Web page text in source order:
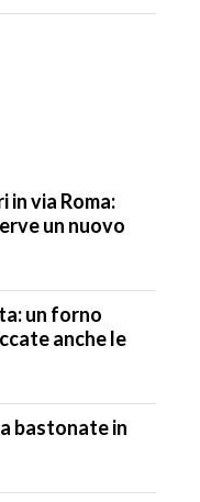
in via Roma:
un nuovo
un forno
anche le
bastonate in